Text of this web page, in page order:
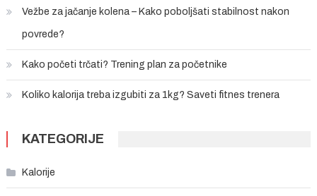
Vežbe za jačanje kolena – Kako poboljšati stabilnost nakon
povrede?
Kako početi trčati? Trening plan za početnike
Koliko kalorija treba izgubiti za 1kg? Saveti fitnes trenera
KATEGORIJE
Kalorije